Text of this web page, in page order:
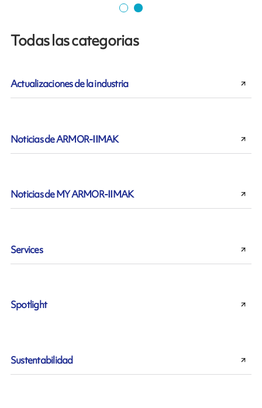
Todas las categorias
Actualizaciones de la industria
Noticias de ARMOR-IIMAK
Noticias de MY ARMOR-IIMAK
Services
Spotlight
Sustentabilidad